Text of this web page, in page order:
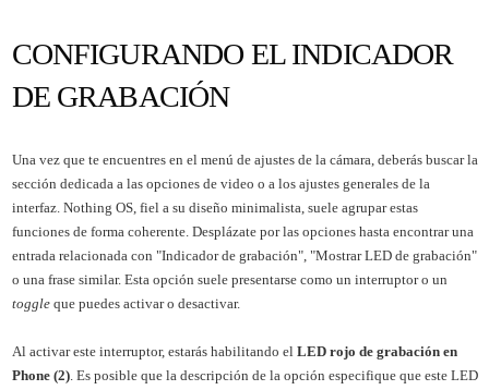
CONFIGURANDO EL INDICADOR
DE GRABACIÓN
Una vez que te encuentres en el menú de ajustes de la cámara, deberás buscar la
sección dedicada a las opciones de video o a los ajustes generales de la
interfaz. Nothing OS, fiel a su diseño minimalista, suele agrupar estas
funciones de forma coherente. Desplázate por las opciones hasta encontrar una
entrada relacionada con "Indicador de grabación", "Mostrar LED de grabación"
o una frase similar. Esta opción suele presentarse como un interruptor o un
toggleque puedes activar o desactivar.
Al activar este interruptor, estarás habilitando el LED rojo de grabación en
Phone (2). Es posible que la descripción de la opción especifique que este LED